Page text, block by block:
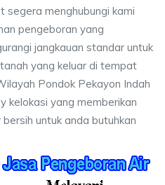
segera menghubungi kami
pengeboran yang
jangkauan standar untuk
yang keluar di tempat
Pondok Pekayon Indah
kelokasi yang memberikan
untuk anda butuhkan